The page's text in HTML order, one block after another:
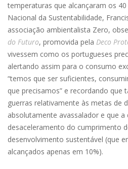
temperaturas que alcançaram os
Nacional da Sustentabilidade,
associação ambientalista Zero,
do Futuro, promovida pela Deco
vivessem como os portugueses
alertando assim para o consumo
“temos que ser suficientes,
que precisamos” e recordando que
guerras relativamente às metas de
absolutamente avassalador e que
desaceleramento do cumprimento
desenvolvimento sustentável (que
alcançados apenas em 10%).